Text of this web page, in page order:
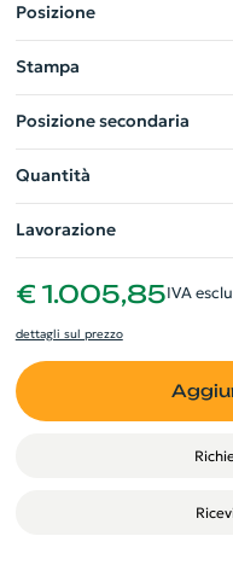
laterali accolgono le tue
per la vita in movimento.
Posizione
Stampa
Posizione secondaria
Quantità
Lavorazione
€ 1.005,85IVA
dettagli sul prezzo